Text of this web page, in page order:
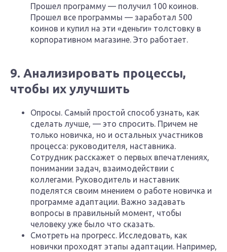
Прошел программу — получил 100 коинов.
Прошел все программы — заработал 500
коинов и купил на эти «деньги» толстовку в
корпоративном магазине. Это работает.
9. Анализировать процессы,
чтобы их улучшить
Опросы. Самый простой способ узнать, как
сделать лучше, — это спросить. Причем не
только новичка, но и остальных участников
процесса: руководителя, наставника.
Сотрудник расскажет о первых впечатлениях,
понимании задач, взаимодействии с
коллегами. Руководитель и наставник
поделятся своим мнением о работе новичка и
программе адаптации. Важно задавать
вопросы в правильный момент, чтобы
человеку уже было что сказать.
Смотреть на прогресс. Исследовать, как
новички проходят этапы адаптации. Например,